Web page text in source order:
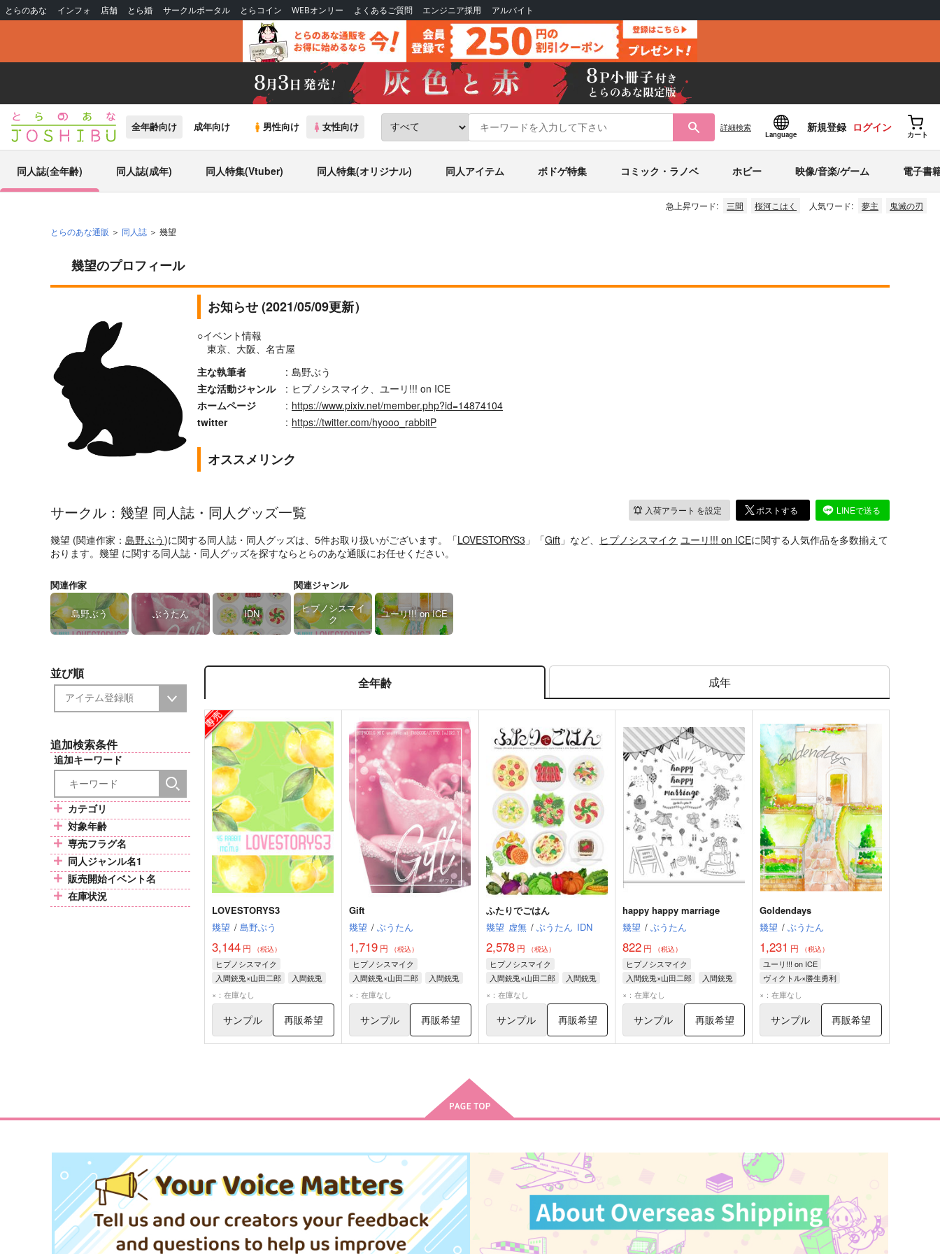
とらのあな インフォ 店舗 とら婚 サークルポータル とらコイン WEBオンリー よくあるご質問 エンジニア採用 アルバイト
全年齢向け 成年向け 男性向け 女性向け 詳細検索
Language
新規登録 ログイン
カート
同人誌(全年齢) 同人誌(成年) 同人特集(Vtuber) 同人特集(オリジナル) 同人アイテム ボドゲ特集 コミック・ラノベ ホビー 映像/音楽/ゲーム 電子書
急上昇ワード: 三間 桜河こはく 人気ワード: 夢主 鬼滅の刃
とらのあな通販 同人誌 幾望
幾望のプロフィール
お知らせ (2021/05/09更新）
○イベント情報
東京、大阪、名古屋
主な執筆者
: 島野ぶう
主な活動ジャンル
: ヒプノシスマイク、ユーリ!!! on ICE
ホームページ
: https://www.pixiv.net/member.php?id=14874104
twitter
: https://twitter.com/hyooo_rabbitP
オススメリンク
入荷アラート を設定 ポストする LINEで送る
サークル：幾望 同人誌・同人グッズ一覧
幾望 (関連作家： 島野ぶう)に関する同人誌・同人グッズは、5件お取り扱いがございます。「LOVESTORYS3 」「Gift 」など、 ヒプノシスマイク ユーリ!!! on ICEに関する人気作品を多数揃えて
おります。幾望 に関する同人誌・同人グッズを探すならとらのあな通販にお任せください。
関連作家
島野ぶう ぶうたん IDN
関連ジャンル
ヒプノシスマイ
ク
ユーリ!!! on ICE
並び順
追加検索条件
追加キーワード
カテゴリ
対象年齢
専売フラグ名
同人ジャンル名1
販売開始イベント名
在庫状況
全年齢 成年
LOVESTORYS3
幾望 / 島野ぶう
3,144 円 （税込）
ヒプノシスマイク
入間銃兎×山田二郎
入間銃兎
山田二郎
×：在庫なし
サンプル 再販希望
Gift
幾望 / ぶうたん
1,719円 （税込）
ヒプノシスマイク
入間銃兎×山田二郎
入間銃兎
山田二郎
×：在庫なし
サンプル 再販希望
ふたりでごはん
幾望 虚無 / ぶうたん IDN
2,578円 （税込）
ヒプノシスマイク
入間銃兎×山田二郎
入間銃兎
山田二郎
×：在庫なし
サンプル 再販希望
happy happy marriage
幾望 / ぶうたん
822 円 （税込）
ヒプノシスマイク
入間銃兎×山田二郎
入間銃兎
山田二郎
×：在庫なし
サンプル 再販希望
Goldendays
幾望 / ぶうたん
1,231 円 （税込）
ユーリ!!! on ICE
ヴィクトル×勝生勇利
ヴィクトル・ニキフォロフ
勝生勇利
×：在庫なし
サンプル 再販希望